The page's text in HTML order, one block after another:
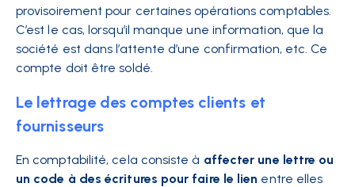
provisoirement pour certaines opérations comptables.
C’est le cas, lorsqu’il manque une information, que la
société est dans l’attente d’une confirmation, etc. Ce
compte doit être soldé.
Le lettrage des comptes clients et
fournisseurs
En comptabilité, cela consiste à affecter une lettre ou
un code à des écritures pour faire le lien entre elles